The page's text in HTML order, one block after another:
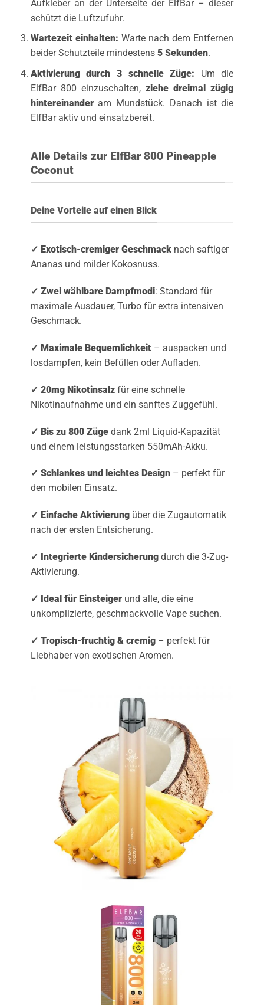
Aufkleber an der Unterseite der ElfBar – dieser
schützt die Luftzufuhr.
Wartezeit einhalten: Warte nach dem Entfernen
beider Schutzteile mindestens 5 Sekunden.
Aktivierung durch 3 schnelle Züge: Um die
ElfBar 800 einzuschalten,ziehe dreimal zügig
hintereinanderam Mundstück. Danach ist die
ElfBar aktiv und einsatzbereit.
Alle Details zur ElfBar 800 Pineapple
Coconut
Deine Vorteile auf einen Blick
✓ Exotisch-cremiger Geschmacknach saftiger
Ananas und milder Kokosnuss.
✓ Zwei wählbare Dampfmodi: Standard für
maximale Ausdauer, Turbo für extra intensiven
Geschmack.
✓ Maximale Bequemlichkeit– auspacken und
losdampfen, kein Befüllen oder Aufladen.
✓ 20mg Nikotinsalzfür eine schnelle
Nikotinaufnahme und ein sanftes Zuggefühl.
✓ Bis zu 800 Zügedank 2ml Liquid-Kapazität
und einem leistungsstarken 550mAh-Akku.
✓ Schlankes und leichtes Design– perfekt für
den mobilen Einsatz.
✓ Einfache Aktivierungüber die Zugautomatik
nach der ersten Entsicherung.
✓ Integrierte Kindersicherungdurch die 3-Zug-
Aktivierung.
✓ Ideal für Einsteigerund alle, die eine
unkomplizierte, geschmackvolle Vape suchen.
✓ Tropisch-fruchtig & cremig– perfekt für
Liebhaber von exotischen Aromen.